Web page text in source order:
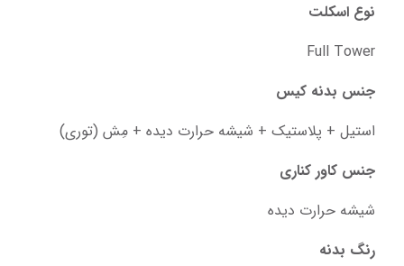
نوع اسکلت
Full Tower
جنس بدنه کیس
استیل + پلاستیک + شیشه حرارت دیده + مِش (توری)
جنس کاور کناری
شیشه حرارت دیده
رنگ بدنه